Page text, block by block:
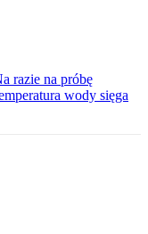
razie na próbę
wody sięga